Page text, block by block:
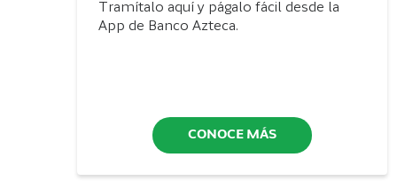
Tramítalo aquí y págalo fácil desde la
App de Banco Azteca.
CONOCE MÁS